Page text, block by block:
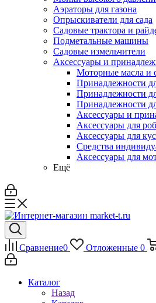
Аэраторы для газона
Опрыскиватели для сада
Садовые трактора и
Подметальные машины
Садовые измельчители
Аксессуары и
Моторные масла и
Принадлежности
Принадлежности
Принадлежности
Аксессуары и
Аксессуары для
Аксессуары для
Средства
Аксессуары для
Ещё
Сравнение0 Отложенные 0
Каталог
Назад